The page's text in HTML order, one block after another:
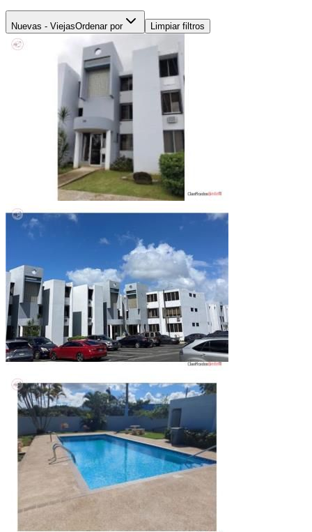
Nuevas - ViejasOrdenar por Limpiar filtros